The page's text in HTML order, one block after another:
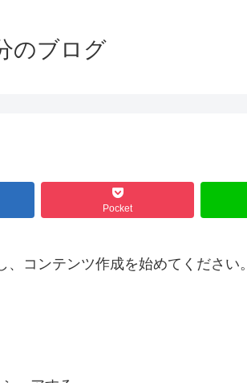
のブログ
Pocket
コンテンツ作成を始めてください。